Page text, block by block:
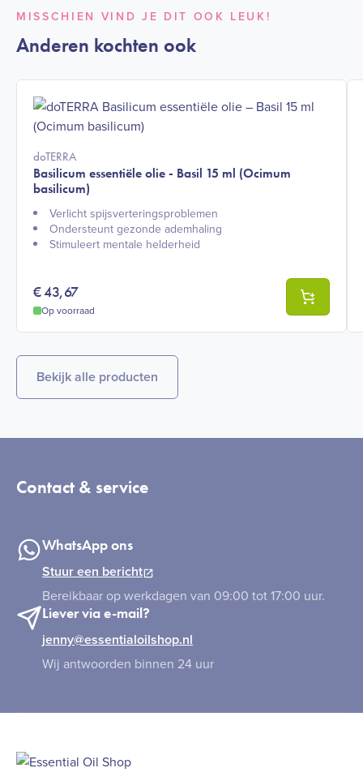
MISSCHIEN VIND JE DIT OOK LEUK!
Anderen kochten ook
doTERRA
Basilicum essentiële olie - Basil 15 ml (Ocimum
basilicum)
Verlicht spijsverteringsproblemen
Ondersteunt gezonde ademhaling
Stimuleert mentale helderheid
€43,67
Op voorraad
Bekijk alle producten
Contact & service
WhatsApp ons
Stuur een bericht
Bereikbaar op werkdagen van 09:00 tot 17:00 uur.
Liever via e-mail?
jenny@essentialoilshop.nl
Wij antwoorden binnen 24 uur